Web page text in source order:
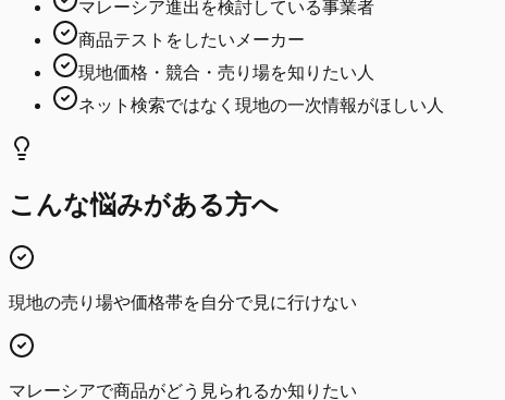
マレーシア進出を検討している事業者
商品テストをしたいメーカー
現地価格・競合・売り場を知りたい人
ネット検索ではなく現地の一次情報がほしい人
こんな悩みがある方へ
現地の売り場や価格帯を自分で見に行けない
マレーシアで商品がどう見られるか知りたい